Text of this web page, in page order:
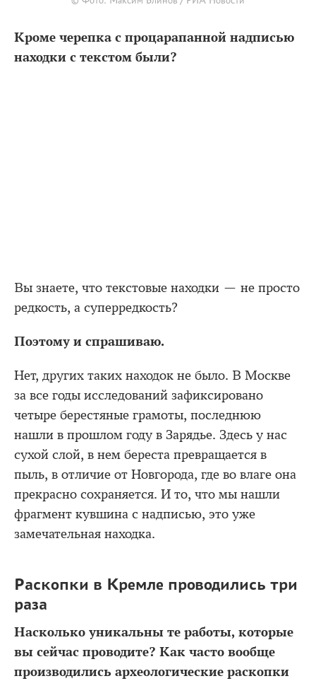
Кроме черепка с процарапанной надписью
находки с текстом были?
Вы знаете, что текстовые находки — не просто
редкость, а суперредкость?
Поэтому и спрашиваю.
Нет, других таких находок не было. В Москве
за все годы исследований зафиксировано
четыре берестяные грамоты, последнюю
нашли в прошлом году в Зарядье. Здесь у нас
сухой слой, в нем береста превращается в
пыль, в отличие от Новгорода, где во влаге она
прекрасно сохраняется. И то, что мы нашли
фрагмент кувшина с надписью, это уже
замечательная находка.
Раскопки в Кремле проводились три
раза
Насколько уникальны те работы, которые
вы сейчас проводите? Как часто вообще
производились археологические раскопки